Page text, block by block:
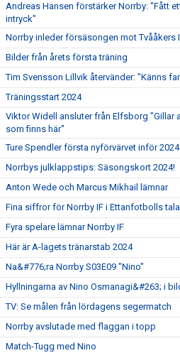
Andreas Hansen förstärker Norrby: "Fått
intryck"
Norrby inleder försäsongen mot Tvååkers
Bilder från årets första träning
Tim Svensson Lillvik återvänder: "Känns
Träningsstart 2024
Viktor Widell ansluter från Elfsborg "Gillar
som finns här"
Ture Spendler första nyförvärvet inför
Norrbys julklappstips: Säsongskort 2024!
Anton Wede och Marcus Mikhail lämnar
Fina siffror för Norrby IF i Ettanfotbolls
Fyra spelare lämnar Norrby IF
Här är A-lagets tränarstab 2024
Na&#776;ra Norrby S03E09 "Nino"
Hyllningarna av Nino Osmanagi&#263; i
TV: Se målen från lördagens segermatch
Norrby avslutade med flaggan i topp
Match-Tugg med Nino